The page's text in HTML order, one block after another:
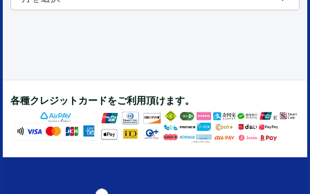
各種クレジットカードをご利用頂けます。